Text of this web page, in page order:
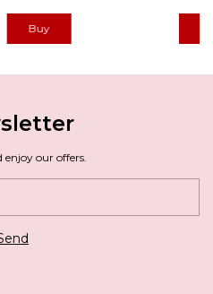
enjoy our offers.